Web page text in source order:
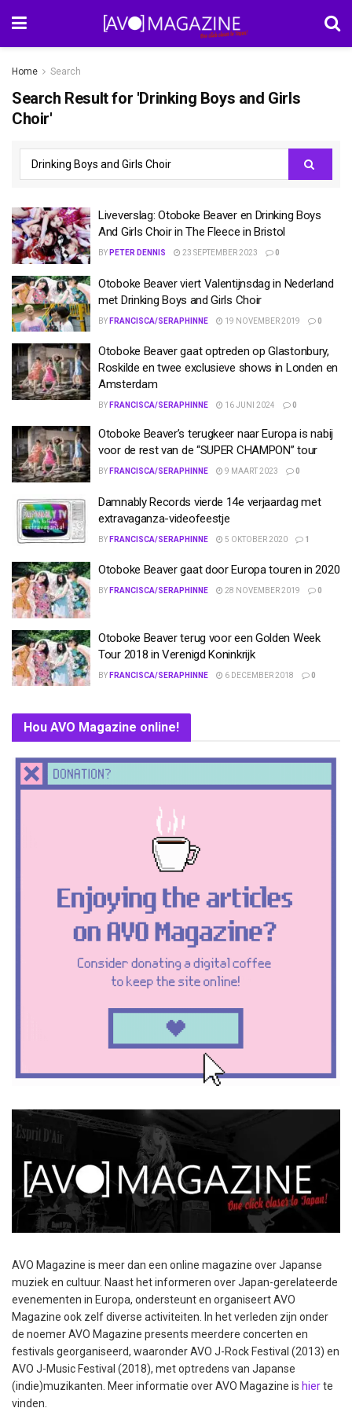
Home Search
Search Result for 'Drinking Boys and Girls
Choir'
Liveverslag: Otoboke Beaver en Drinking Boys
And Girls Choir in The Fleece in Bristol
BY PETER DENNIS 23 SEPTEMBER 2023 0
Otoboke Beaver viert Valentijnsdag in Nederland
met Drinking Boys and Girls Choir
BY FRANCISCA/SERAPHINNE 19 NOVEMBER 2019 0
Otoboke Beaver gaat optreden op Glastonbury,
Roskilde en twee exclusieve shows in Londen en
Amsterdam
BY FRANCISCA/SERAPHINNE 16 JUNI 2024 0
Otoboke Beaver’s terugkeer naar Europa is nabij
voor de rest van de “SUPER CHAMPON” tour
BY FRANCISCA/SERAPHINNE 9 MAART 2023 0
Damnably Records vierde 14e verjaardag met
extravaganza-videofeestje
BY FRANCISCA/SERAPHINNE 5 OKTOBER 2020 1
Otoboke Beaver gaat door Europa touren in 2020
BY FRANCISCA/SERAPHINNE 28 NOVEMBER 2019 0
Otoboke Beaver terug voor een Golden Week
Tour 2018 in Verenigd Koninkrijk
BY FRANCISCA/SERAPHINNE 6 DECEMBER 2018 0
Hou AVO Magazine online!
AVO Magazine is meer dan een online magazine over Japanse
muziek en cultuur. Naast het informeren over Japan-gerelateerde
evenementen in Europa, ondersteunt en organiseert AVO
Magazine ook zelf diverse activiteiten. In het verleden zijn onder
de noemer AVO Magazine presents meerdere concerten en
festivals georganiseerd, waaronder AVO J-Rock Festival (2013) en
AVO J-Music Festival (2018), met optredens van Japanse
(indie)muzikanten. Meer informatie over AVO Magazine is hierte
vinden.